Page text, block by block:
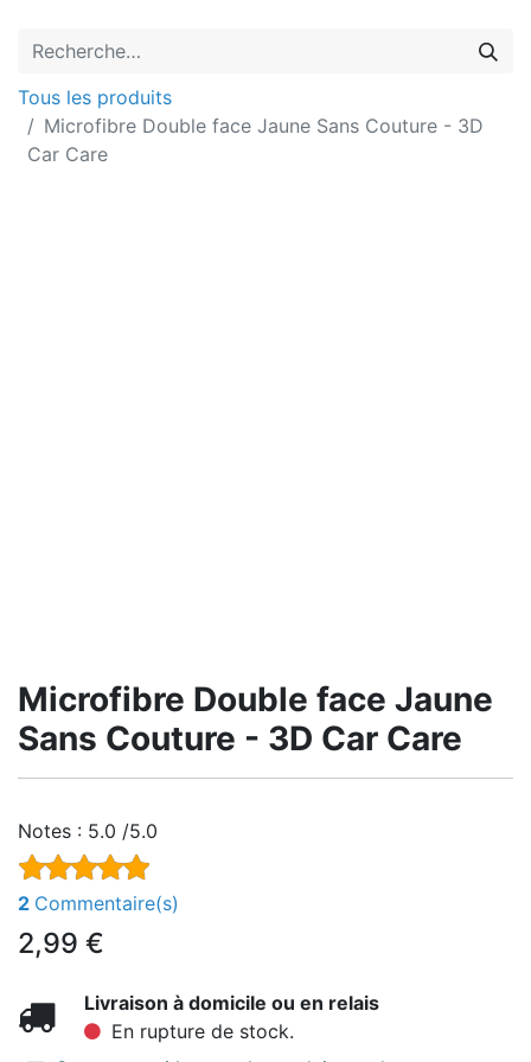
Tous les produits
Microfibre Double face Jaune Sans Couture - 3D
Car Care
Microfibre Double face Jaune
Sans Couture - 3D Car Care
Notes : 5.0 /5.0
2 Commentaire(s)
2,99 €
Livraison à domicile ou en relais
En rupture de stock.